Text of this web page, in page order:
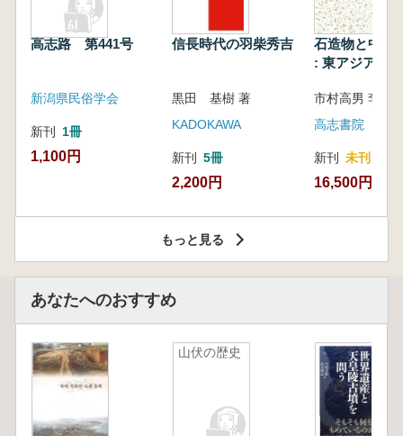
高志路 第441号
新潟県民俗学会
新刊 1冊
1,100円
信長時代の羽柴秀吉
黒田 基樹 著
KADOKAWA
新刊 5冊
2,200円
石造物と中世
: 東アジアと
高志書院
新刊 未刊
16,500円
もっと見る
あなたへのおすすめ
山伏の歴史